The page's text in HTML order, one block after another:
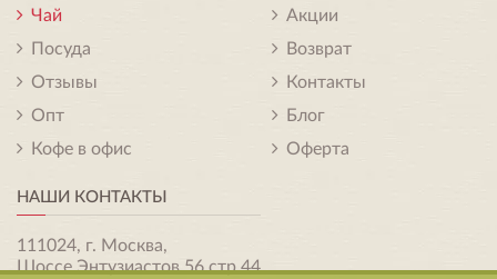
Чай
Посуда
Отзывы
Опт
Кофе в офис
Акции
Возврат
Контакты
Блог
Оферта
НАШИ КОНТАКТЫ
111024, г. Москва,
Шоссе Энтузиастов 56 стр.44